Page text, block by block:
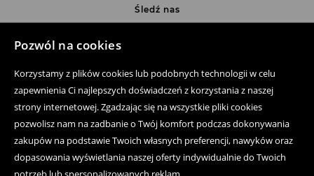
Pozwól na cookies
Korzystamy z plików cookies lub podobnych technologii w celu
zapewnienia Ci najlepszych doświadczeń z korzystania z naszej
strony internetowej. Zgadzając się na wszystkie pliki cookies
pozwolisz nam na zadbanie o Twój komfort podczas dokonywania
zakupów na podstawie Twoich własnych preferencji, nawyków oraz
dopasowania wyświetlania naszej oferty indywidualnie do Twoich
Śledź nas
Zakup produktów on-line
Aplikacja mobilna
Regulaminy